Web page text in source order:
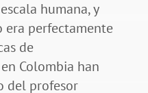
humana, y
perfectamente
de
Colombia han
del profesor